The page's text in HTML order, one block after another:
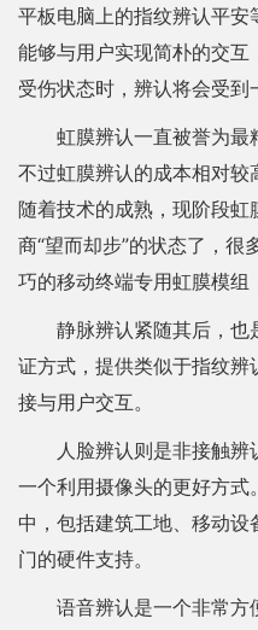
平板电脑上的指纹辨认平
能够与用户实现简朴的交互
受伤状态时，辨认将会受到
虹膜辨认一直被誉为最
不过虹膜辨认的成本相对较
随着技术的成熟，现阶段
商“望而却步”的状态了，很
巧的移动终端专用虹膜模组
静脉辨认紧随其后，也
证方式，提供类似于指纹
接与用户交互。
人脸辨认则是非接触
一个利用摄像头的更好方
中，包括建筑工地、移动
门的硬件支持。
语音辨认是一个非常方